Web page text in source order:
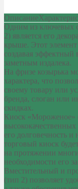
Описание
Одним из ключевых
2) является его
крыше. Этот элемент
создавая эффектный
заметным издалека.
На фризе козырька
характера, что
своему товару или
бренда, слоган или
скидках.
Киоск «Мороженое»
его долговечность и
торговый киоск
на протяжении
необходимости его
Вместительный и
(тип 2) позволяет